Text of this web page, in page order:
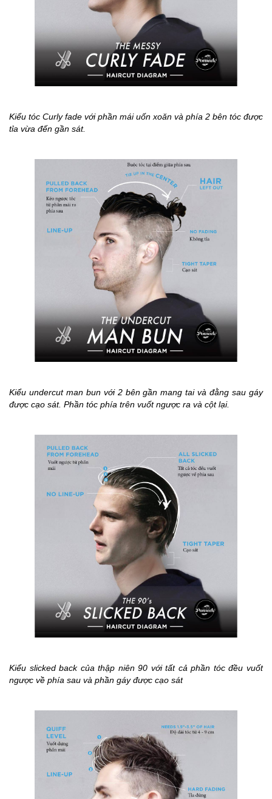
Kiểu tóc Curly fade với phần mái uốn xoăn và phía 2 bên tóc được
tỉa vừa đến gần sát.
Kiểu undercut man bun với 2 bên gần mang tai và đằng sau gáy
được cạo sát. Phần tóc phía trên vuốt ngược ra và cột lại.
Kiểu slicked back của thập niên 90 với tất cả phần tóc đều vuốt
ngược về phía sau và phần gáy được cạo sát